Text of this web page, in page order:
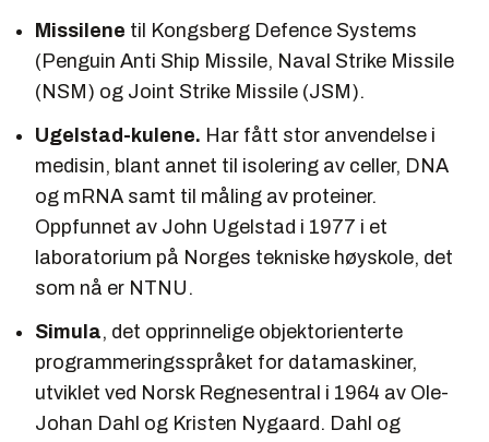
Missilene til Kongsberg Defence Systems
(Penguin Anti Ship Missile, Naval Strike Missile
(NSM) og Joint Strike Missile (JSM).
Ugelstad-kulene. Har fått stor anvendelse i
medisin, blant annet til isolering av celler, DNA
og mRNA samt til måling av proteiner.
Oppfunnet av John Ugelstad i 1977 i et
laboratorium på Norges tekniske høyskole, det
som nå er NTNU.
Simula, det opprinnelige objektorienterte
programmeringsspråket for datamaskiner,
utviklet ved Norsk Regnesentral i 1964 av Ole-
Johan Dahl og Kristen Nygaard. Dahl og